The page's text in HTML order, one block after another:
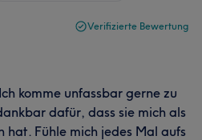
Verifizierte Bewertung
komme unfassbar gerne zu
dafür, dass sie mich als
hat. Fühle mich jedes Mal aufs